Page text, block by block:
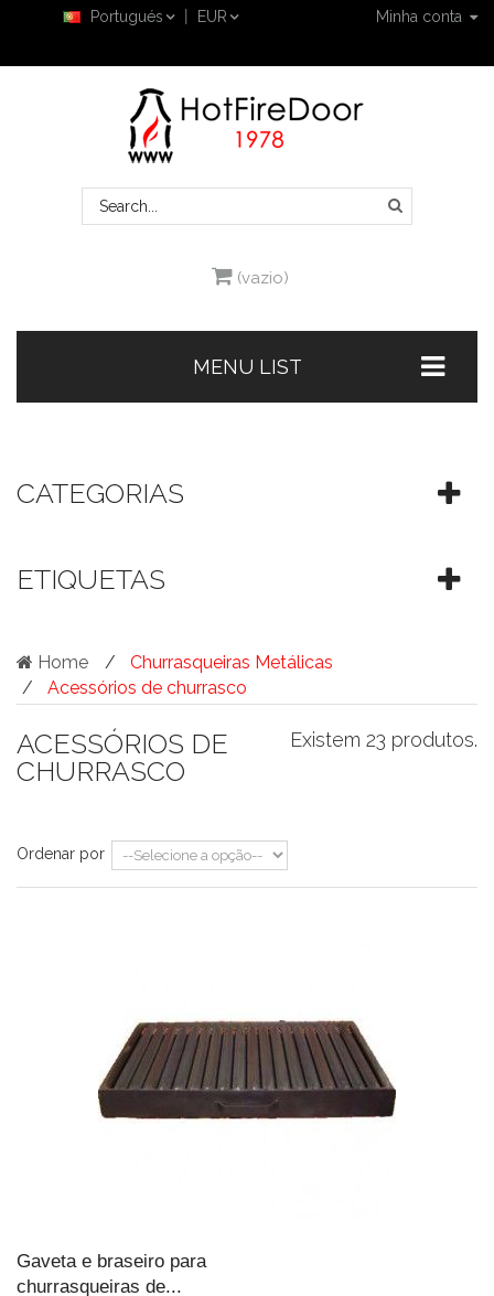
Minha conta
Portugués EUR
(vazio)
MENU LIST
CATEGORIAS
ETIQUETAS
Home
Churrasqueiras Metálicas
Acessórios de churrasco
Existem 23 produtos.
ACESSÓRIOS DE
CHURRASCO
Ordenar por
Gaveta e braseiro para
churrasqueiras de...